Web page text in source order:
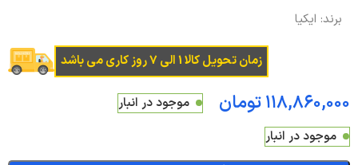
برند: ایکیا
زمان تحویل کالا 1 الی 7 روز کاری می باشد
تومان
موجود در انبار
موجود در انبار